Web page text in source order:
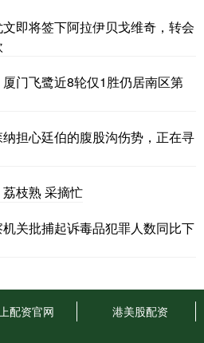
即将签下阿拉伊贝戈维奇，转会
门飞鹭近8轮仅1胜仍居南区第
担心廷伯的腹股沟伤势，正在寻
枝熟 采摘忙
关批捕起诉毒品犯罪人数同比下
配资官网 港美股配资